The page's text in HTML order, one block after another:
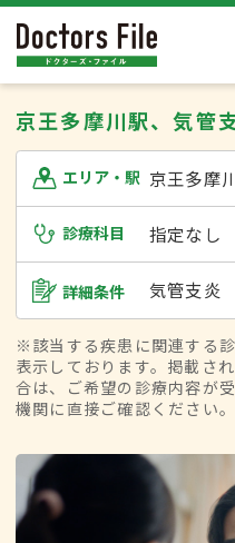
京王多摩川駅、気管
エリア・駅 京王多摩
診療科目 指定なし
詳細条件 気管支炎
※該当する疾患に関連する
表示しております。掲載さ
合は、ご希望の診療内容が
機関に直接ご確認ください。